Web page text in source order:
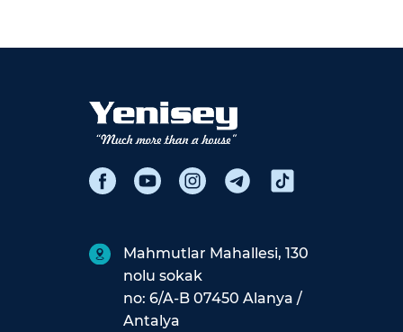
Mahmutlar Mahallesi, 130
nolu sokak
no: 6/A-B 07450 Alanya /
Antalya